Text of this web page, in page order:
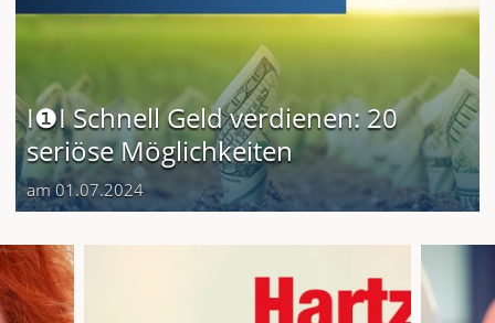
I❶I Schnell Geld verdienen: 20
seriöse Möglichkeiten
am 01.07.2024